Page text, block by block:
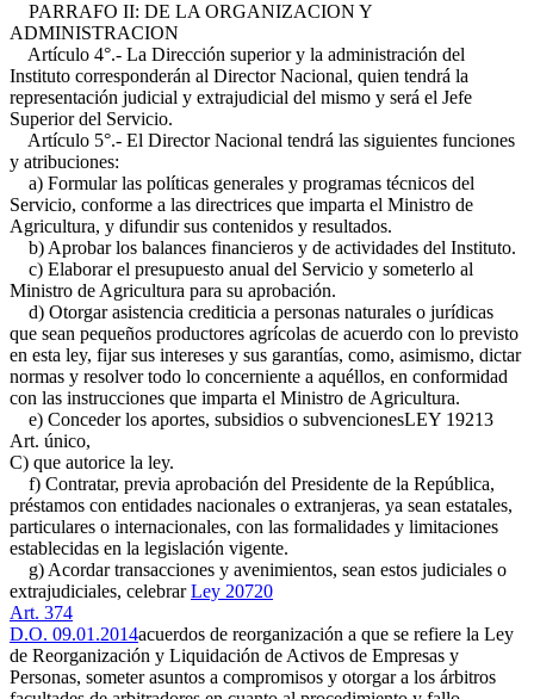
PARRAFO II: DE LA ORGANIZACION Y
ADMINISTRACION
Artículo 4°.- La Dirección superior y la administración del
Instituto corresponderán al Director Nacional, quien tendrá la
representación judicial y extrajudicial del mismo y será el Jefe
Superior del Servicio.
Artículo 5°.- El Director Nacional tendrá las siguientes funciones
y atribuciones:
a) Formular las políticas generales y programas técnicos del
Servicio, conforme a las directrices que imparta el Ministro de
Agricultura, y difundir sus contenidos y resultados.
b) Aprobar los balances financieros y de actividades del Instituto.
c) Elaborar el presupuesto anual del Servicio y someterlo al
Ministro de Agricultura para su aprobación.
d) Otorgar asistencia crediticia a personas naturales o jurídicas
que sean pequeños productores agrícolas de acuerdo con lo previsto
en esta ley, fijar sus intereses y sus garantías, como, asimismo, dictar
normas y resolver todo lo concerniente a aquéllos, en conformidad
con las instrucciones que imparta el Ministro de Agricultura.
e) Conceder los aportes, subsidios o subvencionesLEY 19213
Art. único,
C) que autorice la ley.
f) Contratar, previa aprobación del Presidente de la República,
préstamos con entidades nacionales o extranjeras, ya sean estatales,
particulares o internacionales, con las formalidades y limitaciones
establecidas en la legislación vigente.
g) Acordar transacciones y avenimientos, sean estos judiciales o
extrajudiciales, celebrarLey 20720
Art. 374
D.O. 09.01.2014acuerdos de reorganización a que se refiere la Ley
de Reorganización y Liquidación de Activos de Empresas y
Personas, someter asuntos a compromisos y otorgar a los árbitros